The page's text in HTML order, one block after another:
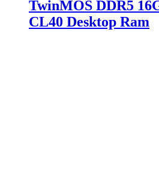
TwinMOS DDR5
CL40 Desktop Ram